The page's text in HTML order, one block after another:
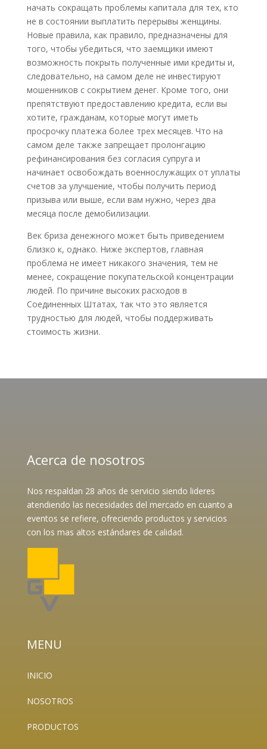
начать сокращать проблемы капитала для тех, кто
не в состоянии выплатить перерывы женщины.
Новые правила, как правило, предназначены для
того, чтобы убедиться, что заемщики имеют
возможность покрыть полученные ими кредиты и,
следовательно, на самом деле не инвестируют
мошенников с сокрытием денег. Кроме того, они
препятствуют предоставлению кредита, если вы
хотите, гражданам, которые могут иметь
просрочку платежа более трех месяцев. Что на
самом деле также запрещает пролонгацию
рефинансирования без согласия супруга и
начинает освобождать военнослужащих от уплаты
счетов за улучшение, чтобы получить период
призыва или выше, если вам нужно, через два
месяца после демобилизации.
Век бриза денежного может быть приведением
близко к, однако. Ниже экспертов, главная
проблема не имеет никакого значения, тем не
менее, сокращение покупательской концентрации
людей. По причине высоких расходов в
Соединенных Штатах, так что это является
трудностью для людей, чтобы поддерживать
стоимость жизни.
Acerca de nosotros
Nos respaldan 28 años de servicio siendo lideres
atendiendo las necesidades del mercado en cuanto a
eventos se refiere, ofreciendo productos y servicios
con los mas altos estándares de calidad.
MENU
INICIO
NOSOTROS
PRODUCTOS